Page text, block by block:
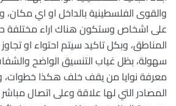
والقوى الفلسطينية بالداخل او اي
على اشخاص وستكون هناك اراء مختلفة
المناطق، وبكل تاكيد سيتم احتواء او
سهولة، بظل غياب التنسيق الواضح
معرفة نوايا من يقف خلف هكذا
المصادر التي لها علاقة وعلى اتصال